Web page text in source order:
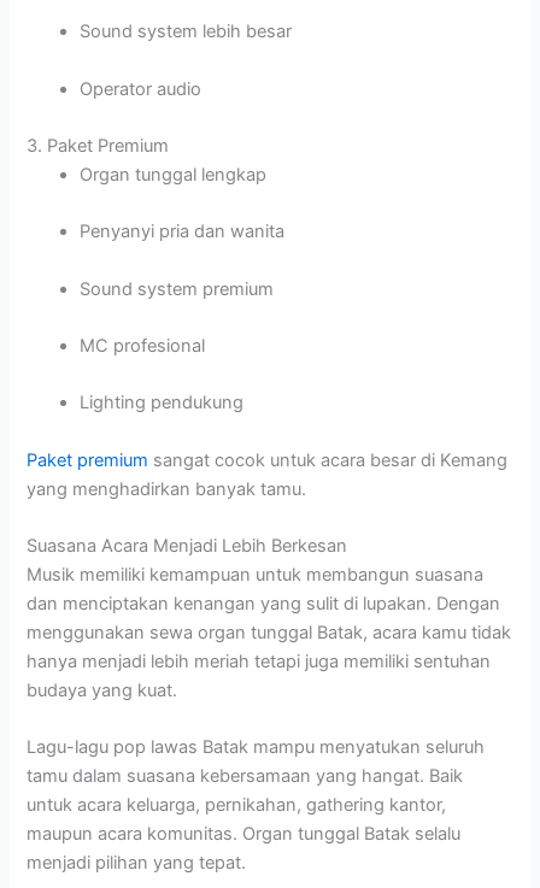
Sound system lebih besar
Operator audio
3. Paket Premium
Organ tunggal lengkap
Penyanyi pria dan wanita
Sound system premium
MC profesional
Lighting pendukung
Paket premium sangat cocok untuk acara besar di Kemang
yang menghadirkan banyak tamu.
Suasana Acara Menjadi Lebih Berkesan
Musik memiliki kemampuan untuk membangun suasana
dan menciptakan kenangan yang sulit di lupakan. Dengan
menggunakan sewa organ tunggal Batak, acara kamu tidak
hanya menjadi lebih meriah tetapi juga memiliki sentuhan
budaya yang kuat.
Lagu-lagu pop lawas Batak mampu menyatukan seluruh
tamu dalam suasana kebersamaan yang hangat. Baik
untuk acara keluarga, pernikahan, gathering kantor,
maupun acara komunitas. Organ tunggal Batak selalu
menjadi pilihan yang tepat.